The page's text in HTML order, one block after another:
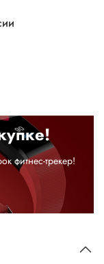
фитнес-трекер!